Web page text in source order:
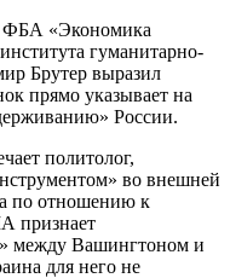
ФБА «Экономика
гуманитарно-
Брутер выразил
прямо указывает на
России.
политолог,
во внешней
по отношению к
признает
между Вашингтоном и
для него не